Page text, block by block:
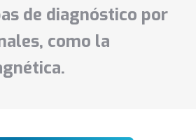
de diagnóstico por
como la